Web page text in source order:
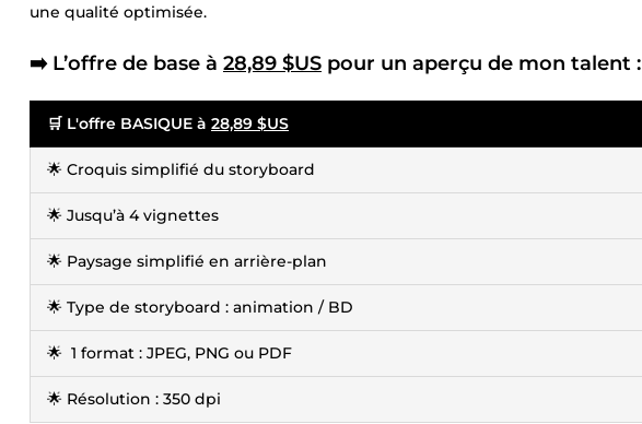
une qualité optimisée.
➡️ L’offre de base à 28,89 $US pour un aperçu de mon talent :
🛒 L'offre BASIQUE à 28,89 $US
🌟 Croquis simplifié du storyboard
🌟 Jusqu’à 4 vignettes
🌟 Paysage simplifié en arrière-plan
🌟 Type de storyboard : animation / BD
🌟 1 format : JPEG, PNG ou PDF
🌟 Résolution : 350 dpi